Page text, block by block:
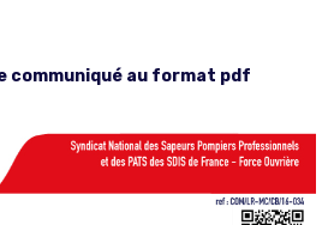
communiqué au format pdf